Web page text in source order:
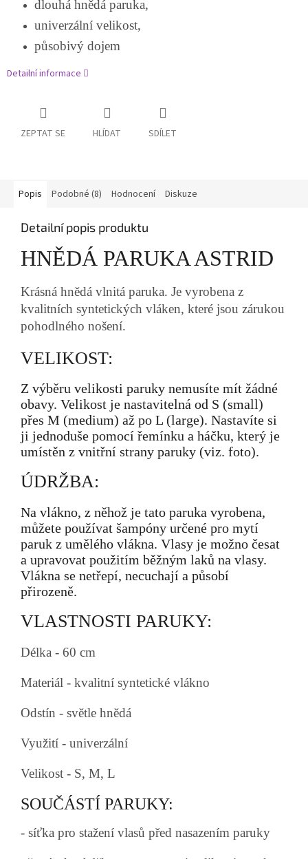
dlouhá hnědá paruka,
univerzální velikost,
působivý dojem
Detailní informace
ZEPTAT SE HLÍDAT SDÍLET
Popis Podobné (8) Hodnocení Diskuze
Detailní popis produktu
HNĚDÁ PARUKA ASTRID
Krásná hnědá vlnitá paruka. Je vyrobena z
kvalitních syntetických vláken, které jsou zárukou
pohodlného nošení.
VELIKOST:
Z výběru velikosti paruky nemusíte mít žádné
obavy. Velikost je nastavitelná od S (small)
přes M (medium) až po L (large). Nastavíte si
ji jednoduše pomocí řemínku a háčku, který je
umístěn z vnitřní strany paruky (viz. foto).
ÚDRŽBA:
Na vlákno, z něhož je tato paruka vyrobena,
můžete používat šampóny určené pro mytí
paruk z umělého vlákna. Vlasy je možno česat
a upravovat použitím běžným laků na vlasy.
Vlákna se netřepí, necuchají a působí
přirozeně.
VLASTNOSTI PARUKY:
Délka - 60 cm
Materiál - kvalitní syntetické vlákno
Odstín - světle hnědá
Využití - univerzální
Velikost - S, M, L
SOUČÁSTÍ PARUKY:
- síťka pro stažení vlasů před nasazením paruky